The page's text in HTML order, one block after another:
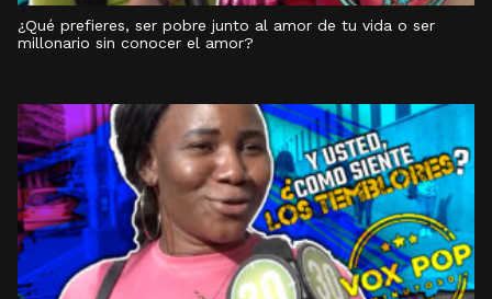
¿Qué prefieres, ser pobre junto al amor de tu vida o ser
millonario sin conocer el amor?